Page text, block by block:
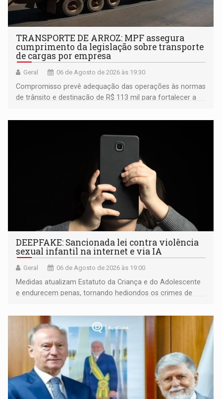
TRANSPORTE DE ARROZ: MPF assegura
cumprimento da legislação sobre transporte
de cargas por empresa
Geral 06 de Agosto de 2026 às 19:30
Compromisso prevê adequação das operações às normas
de trânsito e destinação de R$ 113 mil para fortalecer a
DEEPFAKE: Sancionada lei contra violência
sexual infantil na internet e via IA
Geral 06 de Agosto de 2026 às 19:00
Medidas atualizam Estatuto da Criança e do Adolescente
e endurecem penas, tornando hediondos os crimes de